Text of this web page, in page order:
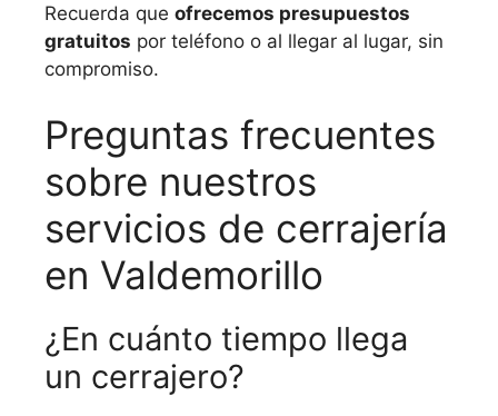
Recuerda que ofrecemos presupuestos
gratuitos por teléfono o al llegar al lugar, sin
compromiso.
Preguntas frecuentes
sobre nuestros
servicios de cerrajería
en Valdemorillo
¿En cuánto tiempo llega
un cerrajero?